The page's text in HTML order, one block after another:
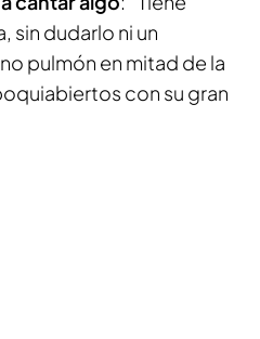
sin dudarlo ni un
pulmón en mitad de la
con su gran